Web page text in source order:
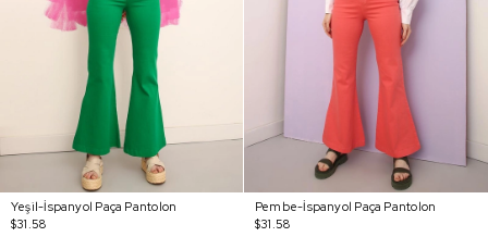
Yeşil-İspanyol Paça Pantolon
$31.58
Pembe-İspanyol Paça Pantolon
$31.58